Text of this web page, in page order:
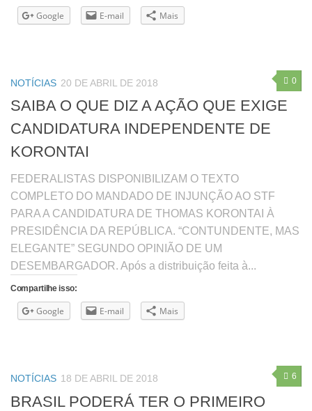
Google E-mail Mais
0
NOTÍCIAS 20 DE ABRIL DE 2018
SAIBA O QUE DIZ A AÇÃO QUE EXIGE
CANDIDATURA INDEPENDENTE DE
KORONTAI
FEDERALISTAS DISPONIBILIZAM O TEXTO
COMPLETO DO MANDADO DE INJUNÇÃO AO STF
PARA A CANDIDATURA DE THOMAS KORONTAI À
PRESIDÊNCIA DA REPÚBLICA. “CONTUNDENTE, MAS
ELEGANTE” SEGUNDO OPINIÃO DE UM
DESEMBARGADOR. Após a distribuição feita à...
Compartilhe isso:
Google E-mail Mais
6
NOTÍCIAS 18 DE ABRIL DE 2018
BRASIL PODERÁ TER O PRIMEIRO